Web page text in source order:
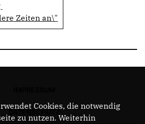
Zeiten an\"
Cookies, die notwendig
zu nutzen. Weiterhin